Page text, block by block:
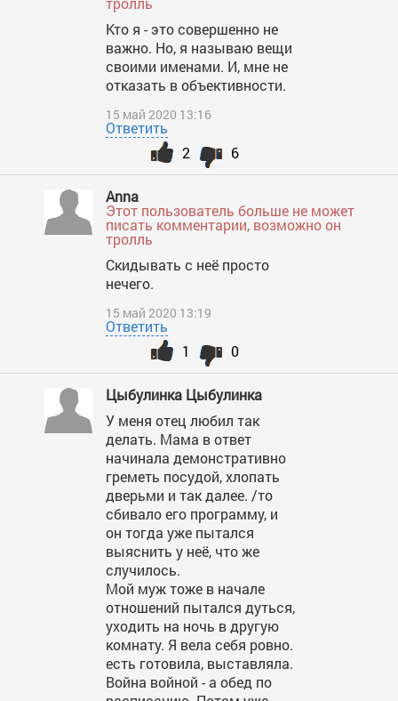
Кто я - это совершенно не
важно. Но, я называю вещи
своими именами. И, мне не
отказать в объективности.
15 май 2020 13:16
Ответить
6
2
Anna
Этот пользователь больше не может
писать комментарии, возможно он
тролль
Скидывать с неё просто
нечего.
15 май 2020 13:19
Ответить
0
1
Цыбулинка Цыбулинка
У меня отец любил так
делать. Мама в ответ
начинала демонстративно
греметь посудой, хлопать
дверьми и так далее. /то
сбивало его программу, и
он тогда уже пытался
выяснить у неё, что же
случилось.
Мой муж тоже в начале
отношений пытался дуться,
уходить на ночь в другую
комнату. Я вела себя ровно.
есть готовила, выставляла.
Война войной - а обед по